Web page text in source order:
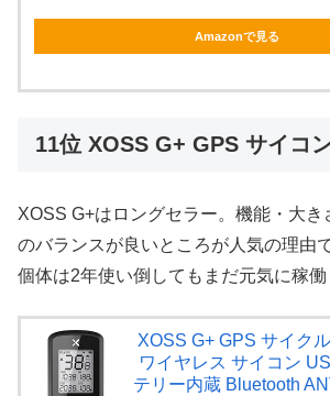
Amazonで見る
11位 XOSS G+ GPS サイコ
XOSS G+はロングセラー。機能・大き
のバランスが良いところが人気の理由
個体は2年使い倒してもまだ元気に稼働
XOSS G+ GPS サイク
ワイヤレス サイコン
テリー内蔵 Bluetooth